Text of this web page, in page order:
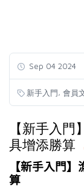
Sep 04 2024
新手入門, 會員
【新手入
具增添勝算
【新手入門
算